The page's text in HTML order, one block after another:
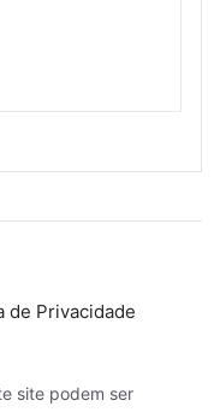
de Privacidade
site podem ser